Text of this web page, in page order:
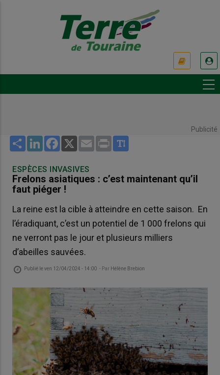
Publicité
Share LinkedInFacebook
X Email Print
ESPÈCES INVASIVES
Frelons asiatiques : c’est maintenant qu’il
faut piéger !
La reine est la cible à atteindre en cette saison. En
l’éradiquant, c’est un potentiel de 1 000 frelons qui
ne verront pas le jour et plusieurs milliers
d’abeilles sauvées.
Publié leven 12/04/2024 - 14:00 - Par Hélène Brebion